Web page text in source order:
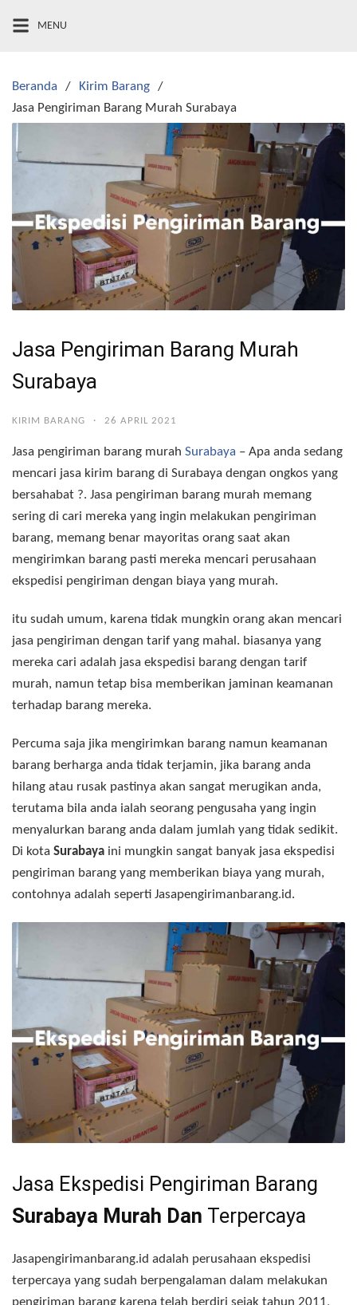
MENU
Beranda
Kirim Barang
Jasa Pengiriman Barang Murah Surabaya
Jasa Pengiriman Barang Murah
Surabaya
KIRIM BARANG · 26 APRIL 2021
Jasa pengiriman barang murah Surabaya – Apa anda sedang
mencari jasa kirim barang di Surabaya dengan ongkos yang
bersahabat ?. Jasa pengiriman barang murah memang
sering di cari mereka yang ingin melakukan pengiriman
barang, memang benar mayoritas orang saat akan
mengirimkan barang pasti mereka mencari perusahaan
ekspedisi pengiriman dengan biaya yang murah.
itu sudah umum, karena tidak mungkin orang akan mencari
jasa pengiriman dengan tarif yang mahal. biasanya yang
mereka cari adalah jasa ekspedisi barang dengan tarif
murah, namun tetap bisa memberikan jaminan keamanan
terhadap barang mereka.
Percuma saja jika mengirimkan barang namun keamanan
barang berharga anda tidak terjamin, jika barang anda
hilang atau rusak pastinya akan sangat merugikan anda,
terutama bila anda ialah seorang pengusaha yang ingin
menyalurkan barang anda dalam jumlah yang tidak sedikit.
Di kota Surabaya ini mungkin sangat banyak jasa ekspedisi
pengiriman barang yang memberikan biaya yang murah,
contohnya adalah seperti Jasapengirimanbarang.id.
Jasa Ekspedisi Pengiriman Barang
Surabaya Murah Dan Terpercaya
Jasapengirimanbarang.id adalah perusahaan ekspedisi
terpercaya yang sudah berpengalaman dalam melakukan
pengiriman barang karena telah berdiri sejak tahun 2011,